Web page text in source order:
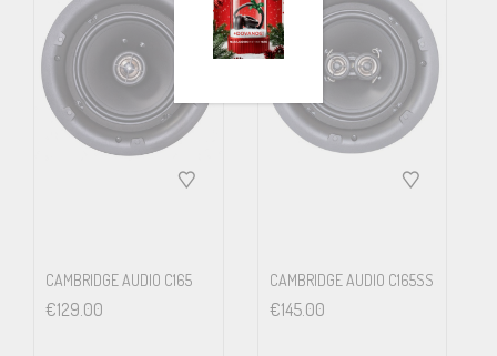
FEATURES
UTB™ Ultra Thin Bezel
130mm (5.25in.) Uni-Q driver array
19mm (0.75in.) Aluminium dome tweeter and ‘tangerine’
CAMBRIDGE AUDIO C165
€129.00
CAMBRIDGE AUDIO C165SS
€145.00